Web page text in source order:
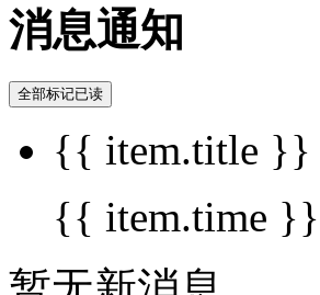
消息通知
全部标记已读
{{ item.title }}
{{ item.time }}